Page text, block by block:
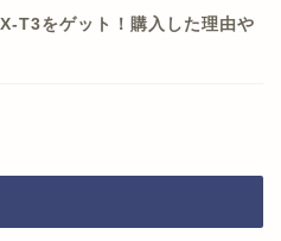
T3をゲット！購入した理由や